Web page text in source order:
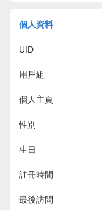
個人資料
UID
用戶組
個人主頁
性別
生日
註冊時間
最後訪問